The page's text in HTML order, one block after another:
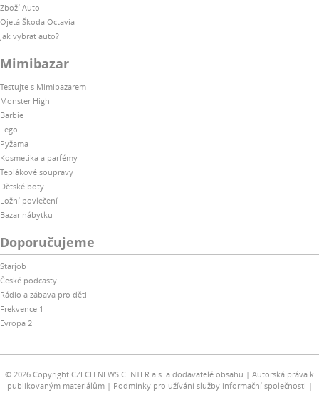
Zboží Auto
Ojetá Škoda Octavia
Jak vybrat auto?
Mimibazar
Testujte s Mimibazarem
Monster High
Barbie
Lego
Pyžama
Kosmetika a parfémy
Teplákové soupravy
Dětské boty
Ložní povlečení
Bazar nábytku
Doporučujeme
Starjob
České podcasty
Rádio a zábava pro děti
Frekvence 1
Evropa 2
© 2026 Copyright CZECH NEWS CENTER a.s. a dodavatelé obsahu
Autorská práva k
publikovaným materiálům
Podmínky pro užívání služby informační společnosti